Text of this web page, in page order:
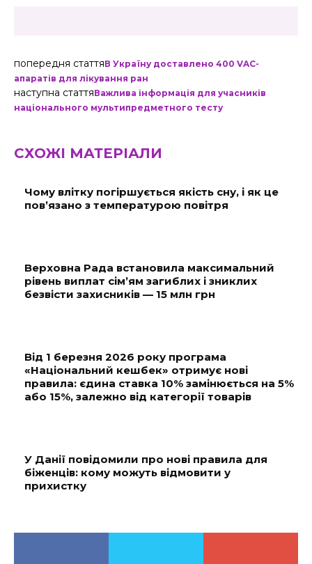
попередня статтяВ Україну доставлено 400 VAC-
апаратів для лікування ран
наступна статтяВажлива інформація для учасників
національного мультипредметного тесту
СХОЖІ МАТЕРІАЛИ
Чому влітку погіршується якість сну, і як це
пов’язано з температурою повітря
Верховна Рада встановила максимальний
рівень виплат сім’ям загиблих і зниклих
безвісти захисників — 15 млн грн
Від 1 березня 2026 року програма
«Національний кешбек» отримує нові
правила: єдина ставка 10% замінюється на 5%
або 15%, залежно від категорії товарів
У Данії повідомили про нові правила для
біженців: кому можуть відмовити у
прихистку